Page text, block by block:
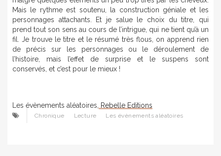
Mais le rythme est soutenu, la construction géniale et les
personnages attachants. Et je salue le choix du titre, qui
prend tout son sens au cours de l’intrigue, qui ne tient qu’à un
fil. Je trouve le titre et le résumé très flous, on apprend rien
de précis sur les personnages ou le déroulement de
l’histoire, mais l’effet de surprise et le suspens sont
conservés, et c’est pour le mieux !
Les évènements aléatoires, Rebelle Editions
Chronique Lecture Les évènements aléatoires